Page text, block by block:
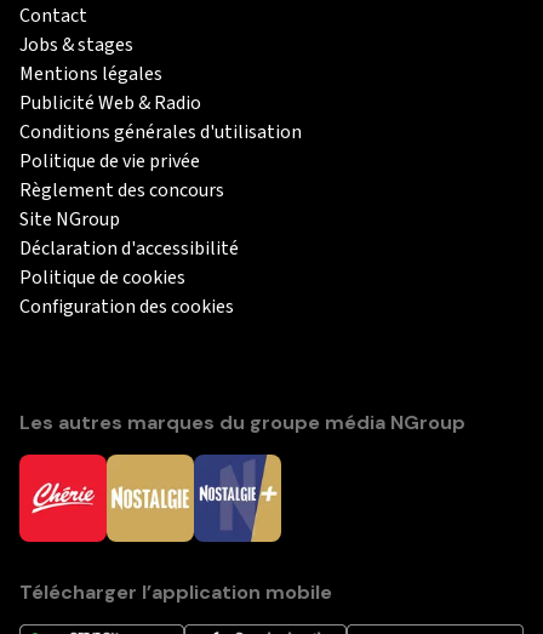
Contact
Jobs & stages
Mentions légales
Publicité Web & Radio
Conditions générales d'utilisation
Politique de vie privée
Règlement des concours
Site NGroup
Déclaration d'accessibilité
Politique de cookies
Configuration des cookies
Les autres marques du groupe média NGroup
Télécharger l’application mobile